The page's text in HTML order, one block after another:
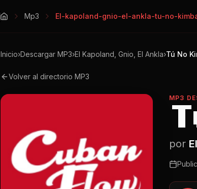
Mp3 El-kapoland-gnio-el-ankla-tu-no-
Inicio›Descargar MP3›El Kapoland, Gnio, El Ankla›Tú No
Volver al directorio MP3
MP3
por